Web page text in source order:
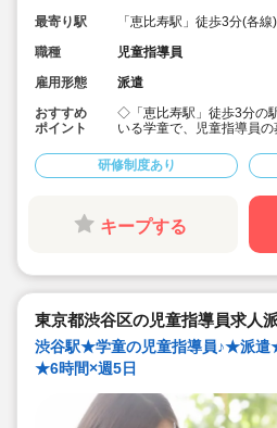
最寄り駅
「恵比寿駅」徒歩3分(各線)
職種
児童指導員
雇用形態
派遣
おすすめ
ポイント
◇「恵比寿駅」徒歩3分の
いる学童で、児童指導員の
員】など、様々な資格を
ます！
◇交通費別途支給！皆勤手
◇【13:00～19:00】また
週5日勤務♪
◇未経験者の方やフリータ
◇子どもたちと一緒に遊び
く過ごせる放課後の居場
研修制度あり
キープする
東京都渋谷区の児童指導員求人
渋谷駅★学童の児童指導員♪★派遣
★6時間×週5日